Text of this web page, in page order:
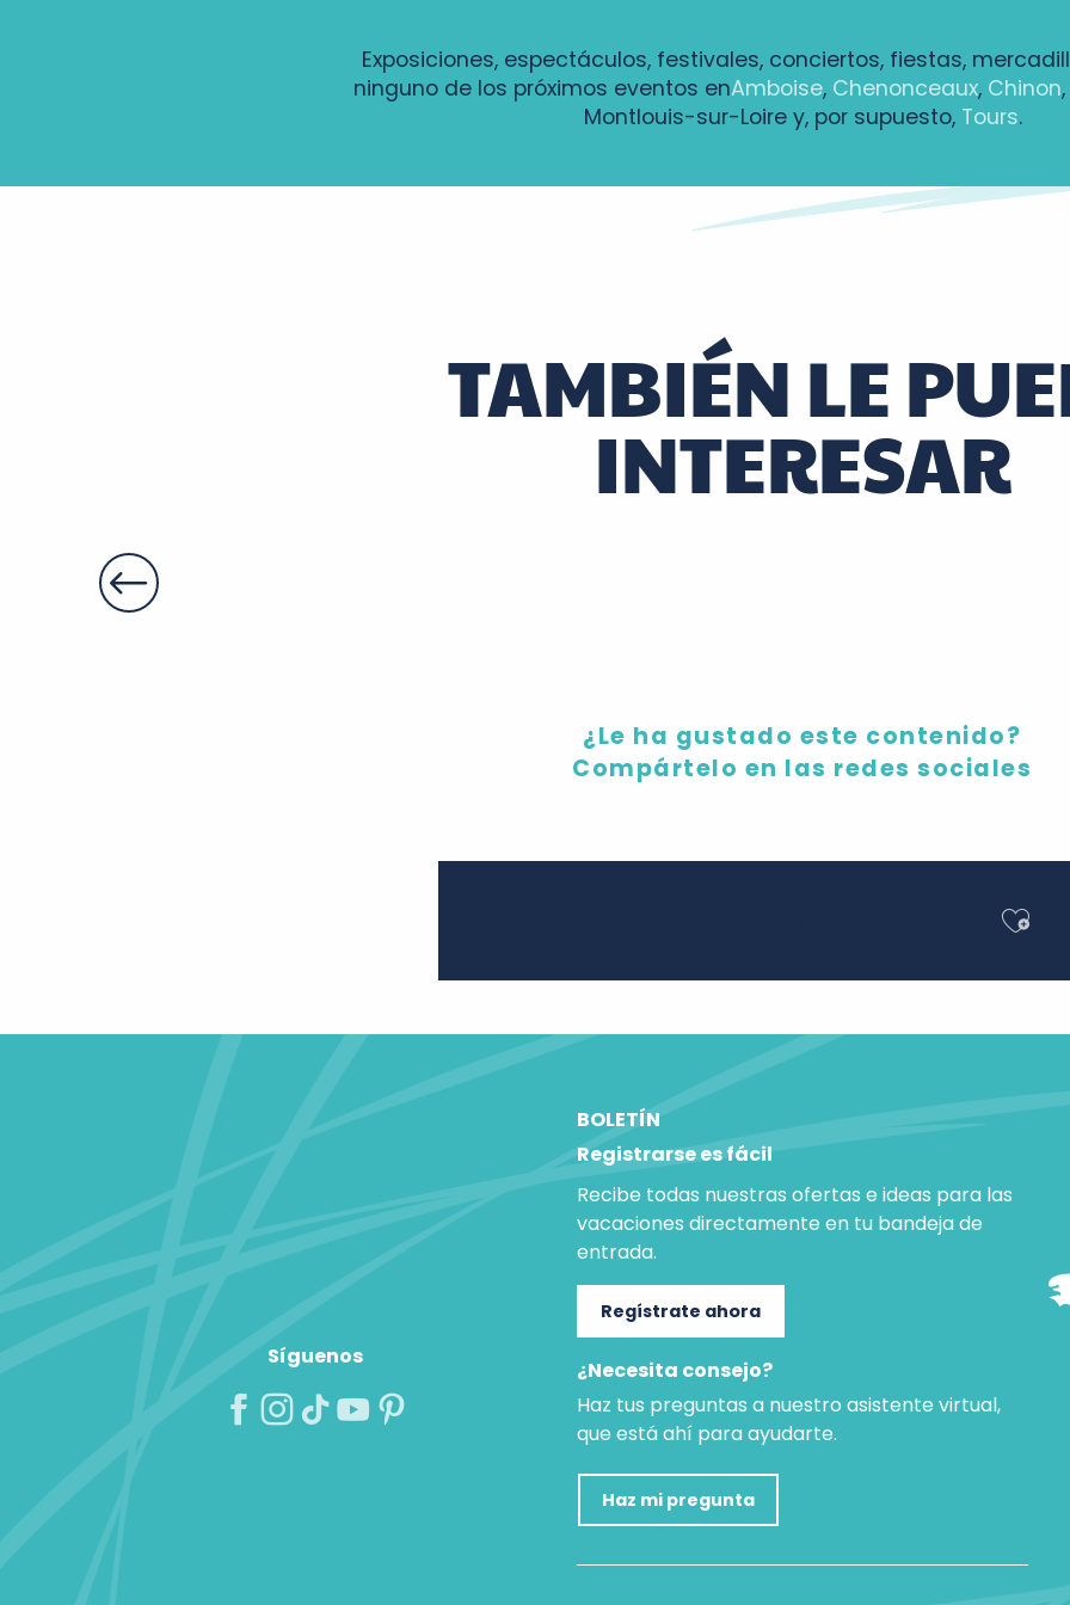
Exposiciones, espectáculos, festivales, conciertos, fiestas,
ninguno de los próximos eventos enAmboise, Chenonceaux, Chinon,
Montlouis-sur-Loire y, por supuesto, Tours.
TAMBIÉN LE
INTERESAR
¿Le ha gustado este contenido?
Compártelo en las redes sociales
Síguenos
BOLETÍN
Registrarse es fácil
Recibe todas nuestras ofertas e ideas para las
vacaciones directamente en tu bandeja de
entrada.
Regístrate ahora
¿Necesita consejo?
Haz tus preguntas a nuestro asistente virtual,
que está ahí para ayudarte.
Haz mi pregunta